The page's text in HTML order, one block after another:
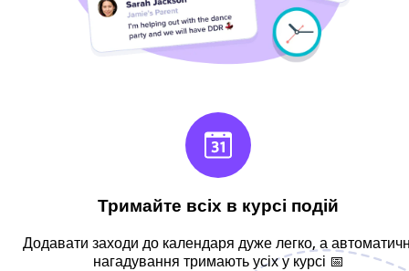
Тримайте всіх в курсі подій
Додавати заходи до календаря дуже легко, а
нагадування тримають усіх у курсі 📅